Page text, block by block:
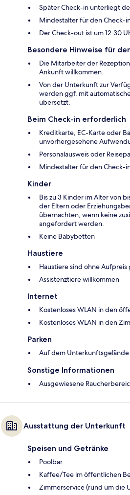
Später Check-in unterliegt
Mindestalter für den Check-
Der Check-out ist um 12:30
Besondere Hinweise für
Die Mitarbeiter der
Ankunft willkommen.
Von der Unterkunft zur
werden ggf. mit
übersetzt.
Beim Check-in erforderlich
Kreditkarte, EC-Karte oder
unvorhergesehene
Personalausweis oder
Mindestalter für den Check-
Kinder
Bis zu 3 Kinder im Alter von
der Eltern oder
übernachten, wenn keine
angefordert werden.
Keine Babybetten
Haustiere
Haustiere sind ohne
Assistenztiere willkommen
Internet
Kostenloses WLAN in den
Kostenloses WLAN in den
Parken
Auf dem
Sonstige Informationen
Ausgewiesene
Ausstattung der Unterkunft
Speisen und Getränke
Poolbar
Kaffee/Tee im öffentlichen
Zimmerservice (rund um die